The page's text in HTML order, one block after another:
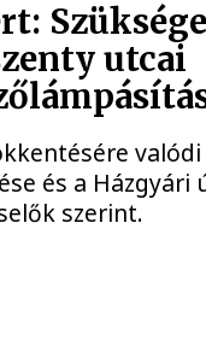
utcai
és a Házgyári
szerint.